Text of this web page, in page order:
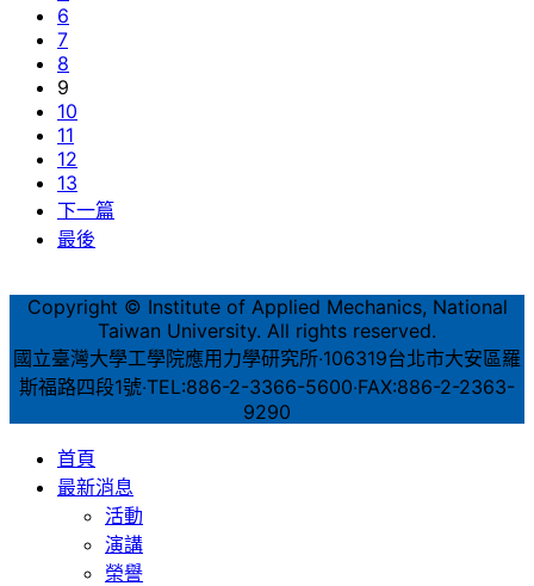
6
7
8
9
10
11
12
13
下一篇
最後
Copyright © Institute of Applied Mechanics, National
Taiwan University. All rights reserved.
國立臺灣大學工學院應用力學研究所‧106319台北市大安區羅
斯福路四段1號‧TEL:886-2-3366-5600‧FAX:886-2-2363-
9290
首頁
最新消息
活動
演講
榮譽